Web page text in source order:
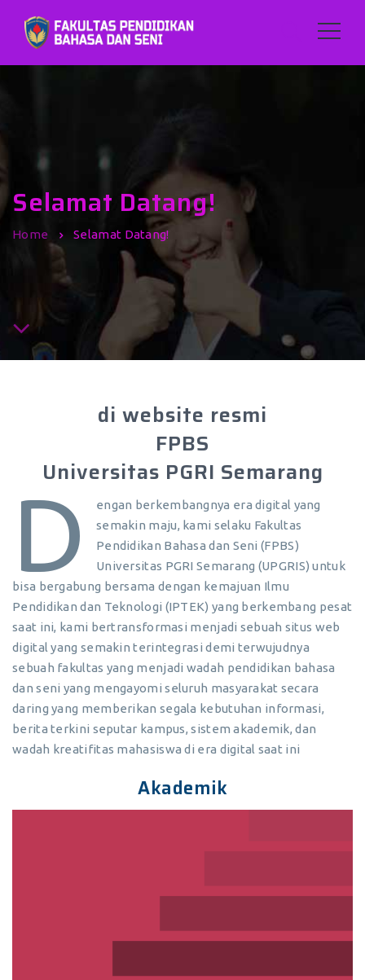
Selamat Datang!
Home Selamat Datang!
di website resmi
FPBS
Universitas PGRI Semarang
D
engan berkembangnya era digital yang
semakin maju, kami selaku Fakultas
Pendidikan Bahasa dan Seni (FPBS)
Universitas PGRI Semarang (UPGRIS) untuk
bisa bergabung bersama dengan kemajuan Ilmu
Pendidikan dan Teknologi (IPTEK) yang berkembang pesat
saat ini, kami bertransformasi menjadi sebuah situs web
digital yang semakin terintegrasi demi terwujudnya
sebuah fakultas yang menjadi wadah pendidikan bahasa
dan seni yang mengayomi seluruh masyarakat secara
daring yang memberikan segala kebutuhan informasi,
berita terkini seputar kampus, sistem akademik, dan
wadah kreatifitas mahasiswa di era digital saat ini
Akademik